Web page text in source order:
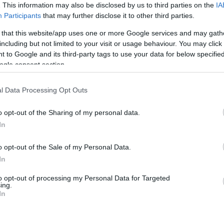
This information may also be disclosed by us to third parties on the
Participants that may further disclose it to other third parties.
that this website/app uses one or more Google services and may
but not limited to your visit or usage behaviour. You may
to Google and its third-party tags to use your data for below
consent section.
Data Processing Opt Outs
opt-out of the Sharing of my personal data.
opt-out of the Sale of my Personal Data.
opt-out of processing my Personal Data for Targeted
Koporsólezárás) mellett a budapesti
amelynek második része Zichy leginkább ismert
művéhez, Az ember tragédiájához készült illusztráció-
és Petőfi Sándor verseit illusztráló munkáit is felvonultatja a
kitért arra, hogy az 1880-as évektől kezdve a kritika, a
összehasonlító kritikusok értékelésében bizonyos
amikor egy kritikus azt írta róla, hogy ő a "rajzoló
Mihály a rajzolás géniusza.
arról, hogy végül szerepel-e a kiállításon A rombolás
5,5 méteres festményt ugyanis a múlt héten technikai